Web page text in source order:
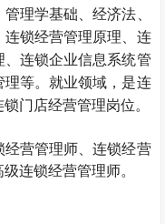
理学基础、经济法、
锁经营管理原理、连
连锁企业信息系统管
等。就业领域，是连
门店经营管理岗位。
经营管理师 、连锁经营
级连锁经营管理师。